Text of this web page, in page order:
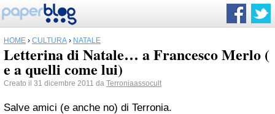
HOME › CULTURA › NATALE
Letterina di Natale… a Francesco Merlo (
e a quelli come lui)
Creato il 31 dicembre 2011 da Terroniaassocult
Salve amici (e anche no) di Terronia.